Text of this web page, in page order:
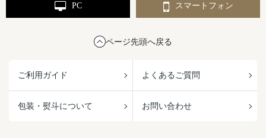
PC スマートフォン
ページ先頭へ戻る
ご利用ガイド よくあるご質問
包装・熨斗について お問い合わせ